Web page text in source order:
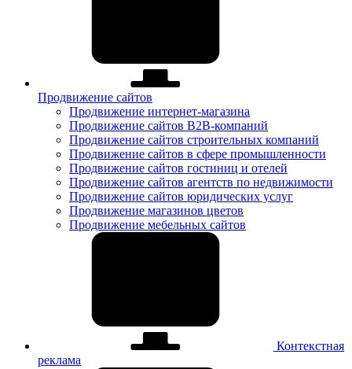
Продвижение сайтов
Продвижение интернет-магазина
Продвижение сайтов B2B-компаний
Продвижение сайтов строительных компаний
Продвижение сайтов в сфере промышленности
Продвижение сайтов гостиниц и отелей
Продвижение сайтов агентств по недвижимости
Продвижение сайтов юридических услуг
Продвижение магазинов цветов
Продвижение мебельных сайтов
Контекстная
реклама